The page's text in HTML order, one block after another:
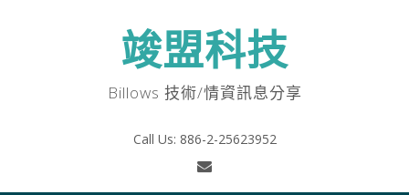
竣盟科技
Billows 技術/情資訊息分享
Call Us: 886-2-25623952